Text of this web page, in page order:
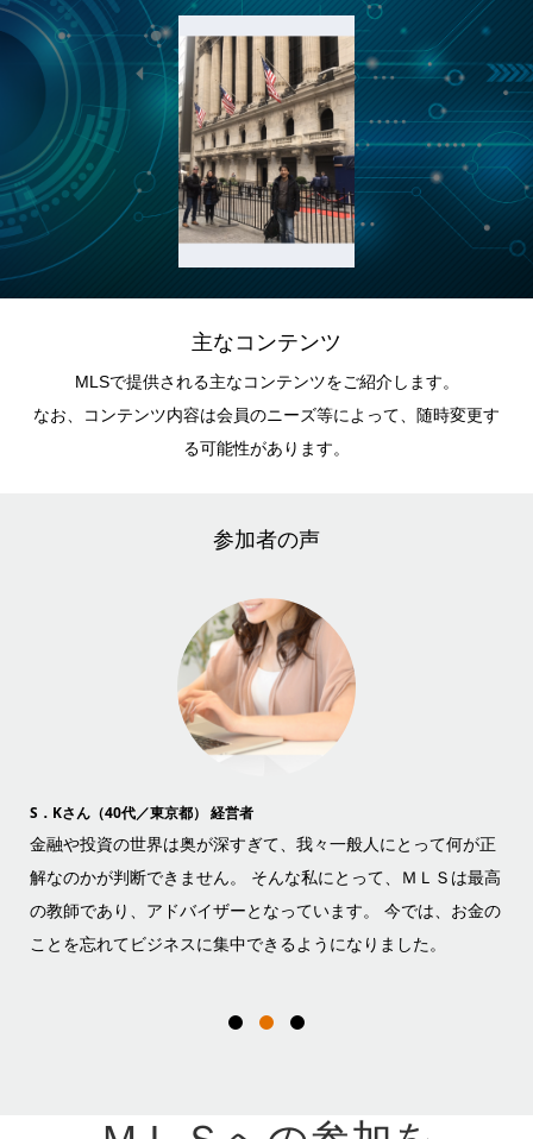
主なコンテンツ
MLSで提供される主なコンテンツをご紹介します。
なお、コンテンツ内容は会員のニーズ等によって、随時変更す
る可能性があります。
参加者の声
正
最高
金の
Y．Kさん（20代／大阪市） 会社員
経済オンチの私にとって、投資のハードルはとても高く、銀行
の窓口担当者の言いなりになるしかありませんでした。ＭＬＳ
はこんな私でもわかり易く、将来に向けて何をすべきかを的確
に教えてくれます。 ファイナンシャルフリー目指して頑張りま